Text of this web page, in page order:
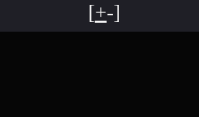
[+-]